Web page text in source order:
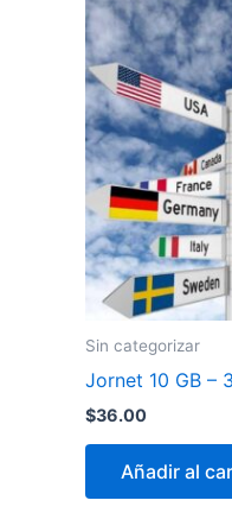
Sin categorizar
Jornet 10 GB –
$36.00
Añadir al